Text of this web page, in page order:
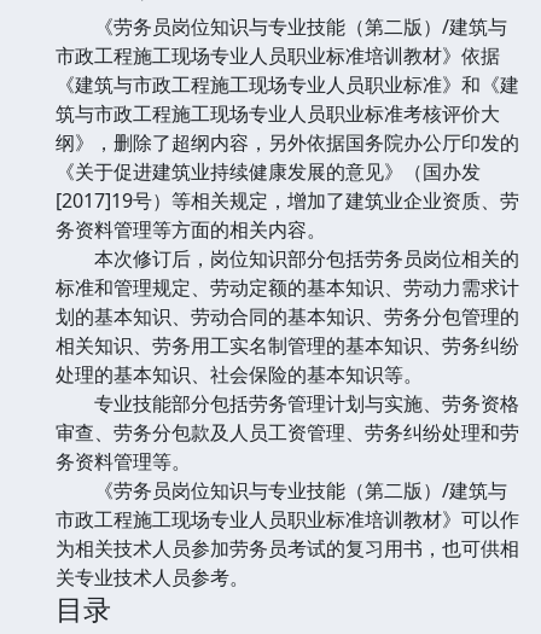
《劳务员岗位知识与专业技能（第二版）/建筑与
市政工程施工现场专业人员职业标准培训教材》依据
《建筑与市政工程施工现场专业人员职业标准》和《建
筑与市政工程施工现场专业人员职业标准考核评价大
纲》，删除了超纲内容，另外依据国务院办公厅印发的
《关于促进建筑业持续健康发展的意见》（国办发
[2017]19号）等相关规定，增加了建筑业企业资质、劳
务资料管理等方面的相关内容。
本次修订后，岗位知识部分包括劳务员岗位相关的
标准和管理规定、劳动定额的基本知识、劳动力需求计
划的基本知识、劳动合同的基本知识、劳务分包管理的
相关知识、劳务用工实名制管理的基本知识、劳务纠纷
处理的基本知识、社会保险的基本知识等。
专业技能部分包括劳务管理计划与实施、劳务资格
审查、劳务分包款及人员工资管理、劳务纠纷处理和劳
务资料管理等。
《劳务员岗位知识与专业技能（第二版）/建筑与
市政工程施工现场专业人员职业标准培训教材》可以作
为相关技术人员参加劳务员考试的复习用书，也可供相
关专业技术人员参考。
目录